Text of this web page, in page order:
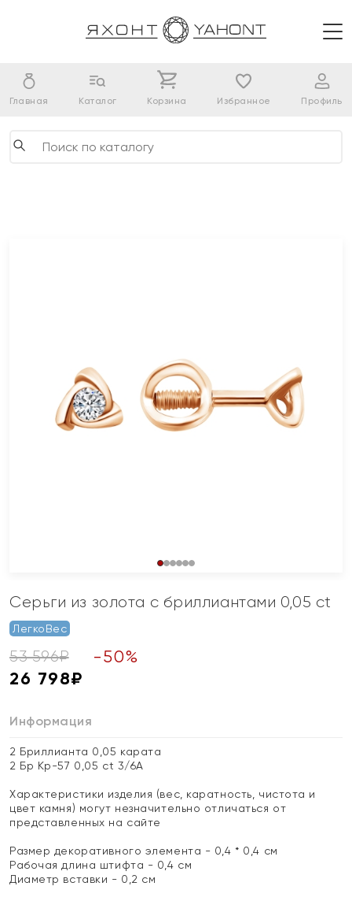
Главная Каталог Корзина Избранное Профиль
Серьги из золота с бриллиантами 0,05 ct
ЛегкоВес
53 596₽ -50%
26 798₽
Информация
2 Бриллианта 0,05 карата
2 Бр Кр-57 0,05 ct 3/6А
Характеристики изделия (вес, каратность, чистота и
цвет камня) могут незначительно отличаться от
представленных на сайте
Размер декоративного элемента - 0,4 * 0,4 см
Рабочая длина штифта - 0,4 см
Диаметр вставки - 0,2 см